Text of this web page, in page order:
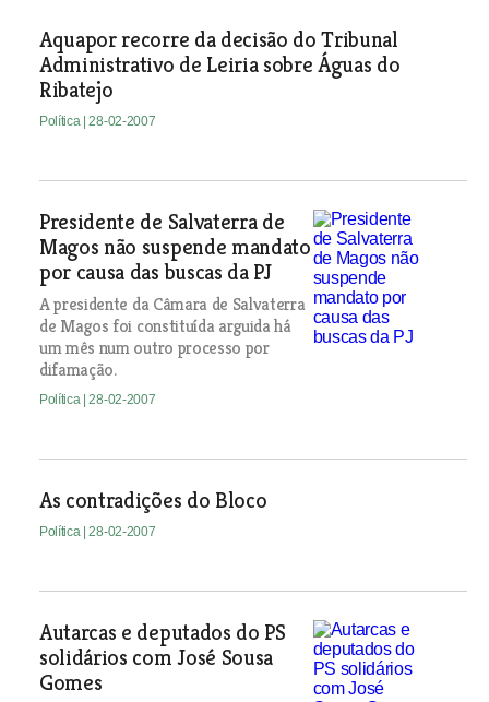
Aquapor recorre da decisão do Tribunal
Administrativo de Leiria sobre Águas do
Ribatejo
Política | 28-02-2007
Presidente de Salvaterra de
Magos não suspende mandato
por causa das buscas da PJ
A presidente da Câmara de Salvaterra
de Magos foi constituída arguida há
um mês num outro processo por
difamação.
Política | 28-02-2007
As contradições do Bloco
Política | 28-02-2007
Autarcas e deputados do PS
solidários com José Sousa
Gomes